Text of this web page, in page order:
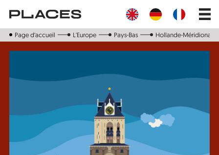
contenu
Main
Page d‘accueil L'Europe Pays-Bas Hollande-Méridionale